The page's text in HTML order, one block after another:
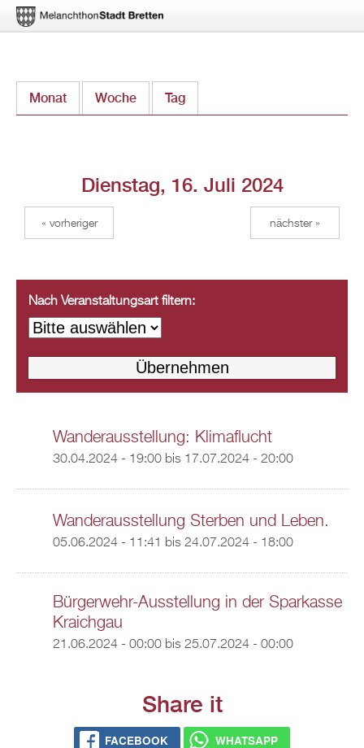
zum
Monat Woche Tag
Dienstag, 16. Juli 2024
« vorheriger nächster »
Nach Veranstaltungsart filtern:
Wanderausstellung: Klimaflucht
30.04.2024 - 19:00bis 17.07.2024 - 20:00
Wanderausstellung Sterben und Leben.
05.06.2024 - 11:41 bis 24.07.2024 - 18:00
Bürgerwehr-Ausstellung in der Sparkasse
Kraichgau
21.06.2024 - 00:00bis 25.07.2024 - 00:00
Share it
FACEBOOK WHATSAPP